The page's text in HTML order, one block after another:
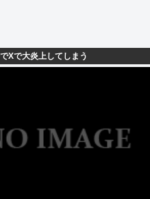
Xで大炎上してしまう